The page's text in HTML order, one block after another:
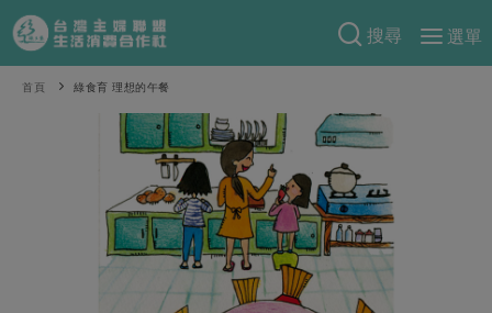
搜尋
選單
產品分類
當令水果
蕈菇類
把最好的台灣味帶回家！
首頁 綠食育 理想的午餐